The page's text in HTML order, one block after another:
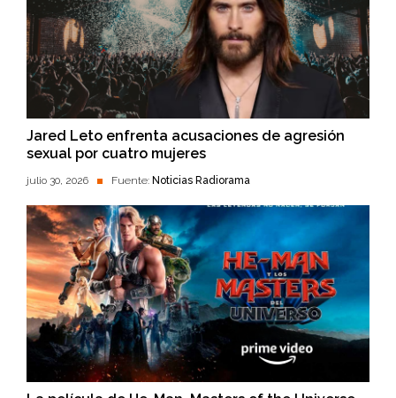
Jared Leto enfrenta acusaciones de agresión
sexual por cuatro mujeres
julio 30, 2026 Fuente: Noticias Radiorama